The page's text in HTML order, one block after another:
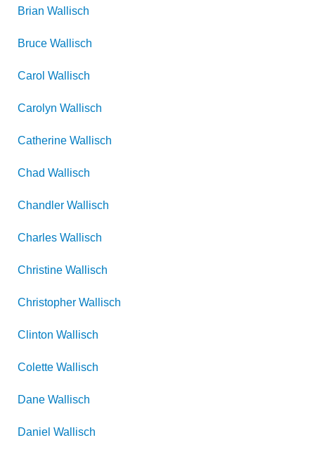
Brian Wallisch
Bruce Wallisch
Carol Wallisch
Carolyn Wallisch
Catherine Wallisch
Chad Wallisch
Chandler Wallisch
Charles Wallisch
Christine Wallisch
Christopher Wallisch
Clinton Wallisch
Colette Wallisch
Dane Wallisch
Daniel Wallisch